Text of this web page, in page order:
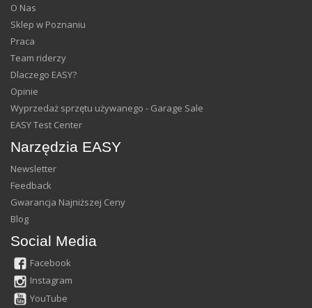
O Nas
Sklep w Poznaniu
Praca
Team riderzy
Dlaczego EASY?
Opinie
Wyprzedaż sprzętu używanego - Garage Sale
EASY Test Center
Narzędzia EASY
Newsletter
Feedback
Gwarancja Najniższej Ceny
Blog
Social Media
Facebook
Instagram
YouTube